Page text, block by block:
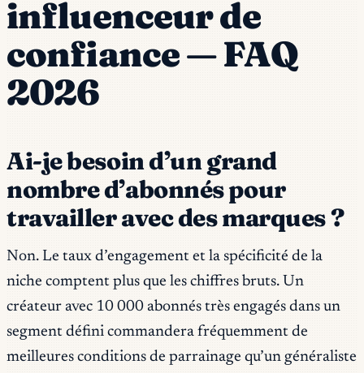
influenceur de
confiance — FAQ
2026
Ai-je besoin d’un grand
nombre d’abonnés pour
travailler avec des marques ?
Non. Le taux d’engagement et la spécificité de la
niche comptent plus que les chiffres bruts. Un
créateur avec 10 000 abonnés très engagés dans un
segment défini commandera fréquemment de
meilleures conditions de parrainage qu’un généraliste